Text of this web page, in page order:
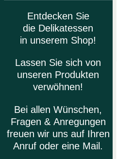
Entdecken Sie
die Delikatessen
in unserem Shop!
Lassen Sie sich von
unseren Produkten
verwöhnen!
Bei allen Wünschen,
Fragen & Anregungen
freuen wir uns auf Ihren
Anruf oder eine Mail.